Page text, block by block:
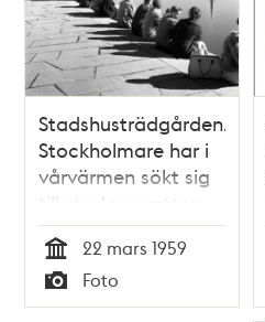
Stadshusträdgården.
Stockholmare har i
vårvärmen sökt sig
till stadens vatten
och slagit sig ner
vid Stadshuset. Vy
mot Riddarholmen.
Skulpturen till
Tid
22 mars 1959
Typ
Foto